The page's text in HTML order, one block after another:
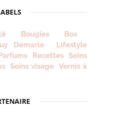
Bougies
Box
Demarle
Lifestyle
Recettes Soins
Soins visage Vernis à